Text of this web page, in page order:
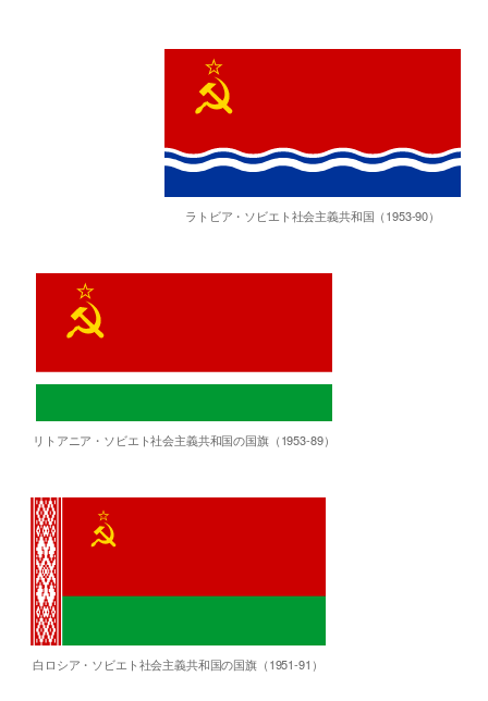
ラトビア・ソビエト社会主義共和国（1953-90）
リトアニア・ソビエト社会主義共和国の国旗（1953-89）
白ロシア・ソビエト社会主義共和国の国旗（1951-91）